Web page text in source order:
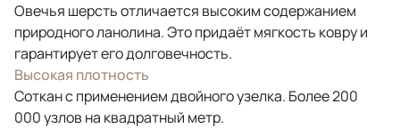
Овечья шерсть отличается высоким содержанием
природного ланолина. Это придаёт мягкость ковру и
гарантирует его долговечность.
Высокая плотность
Соткан с применением двойного узелка. Более 200
000 узлов на квадратный метр.